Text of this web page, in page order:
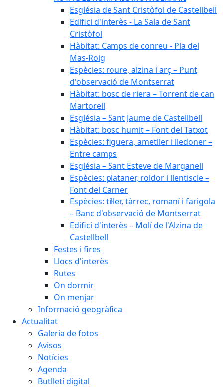
Església de Sant Cristòfol de Castellbell
Edifici d'interès - La Sala de Sant
Cristòfol
Hàbitat: Camps de conreu - Pla del
Mas-Roig
Espècies: roure, alzina i arç – Punt
d'observació de Montserrat
Hàbitat: bosc de riera – Torrent de can
Martorell
Església – Sant Jaume de Castellbell
Hàbitat: bosc humit – Font del Tatxot
Espècies: figuera, ametller i lledoner –
Entre camps
Església – Sant Esteve de Marganell
Espècies: plataner, roldor i llentiscle –
Font del Carner
Espècies: til·ler, tàrrec, romaní i farigola
– Banc d'observació de Montserrat
Edifici d'interès – Molí de l'Alzina de
Castellbell
Festes i fires
Llocs d'interès
Rutes
On dormir
On menjar
Informació geogràfica
Actualitat
Galeria de fotos
Avisos
Notícies
Agenda
Butlletí digital